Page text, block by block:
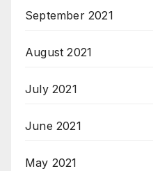
September 2021
August 2021
July 2021
June 2021
May 2021